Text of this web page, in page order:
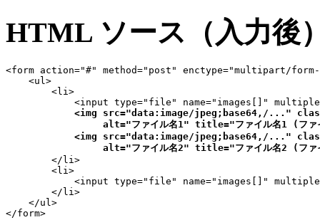
HTML ソース（入力後
<form action="#" method="post" enctype="multipart/
    <ul>
        <li>
<input type="file" name="images[]"
<img src="data:image/jpeg;base64,/..."
alt="ファイル名1" title="ファイル名1 (ファ
<img src="data:image/jpeg;base64,/..."
alt="ファイル名2" title="ファイル名2 (ファ
        </li>
        <li>
<input type="file" name="images[]"
        </li>
    </ul>
</form>